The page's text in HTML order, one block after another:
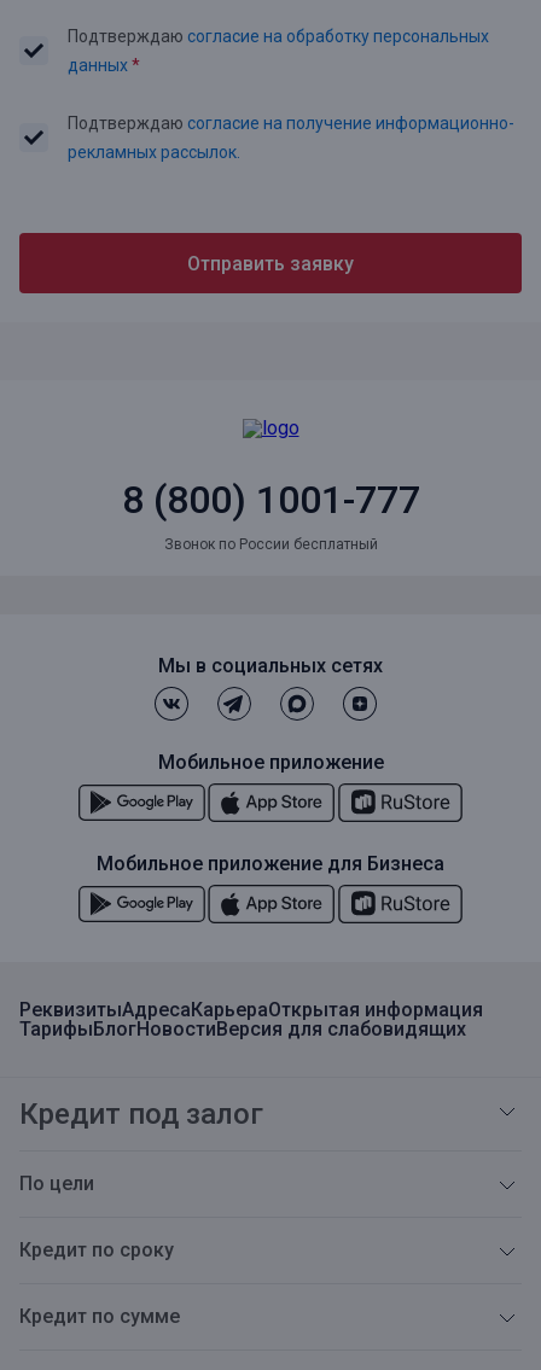
Подтверждаю согласие на обработку персональных
данных*
Подтверждаю согласие на получение информационно-
рекламных рассылок.
Отправить заявку
8 (800) 1001-777
Звонок по России бесплатный
РеквизитыАдресаКарьераОткрытая информация
ТарифыБлогНовостиВерсия для слабовидящих
Кредит под залог
По цели
Кредит по сроку
Кредит по сумме
Мы в социальных сетях
Мобильное приложение
Мобильное приложение для Бизнеса